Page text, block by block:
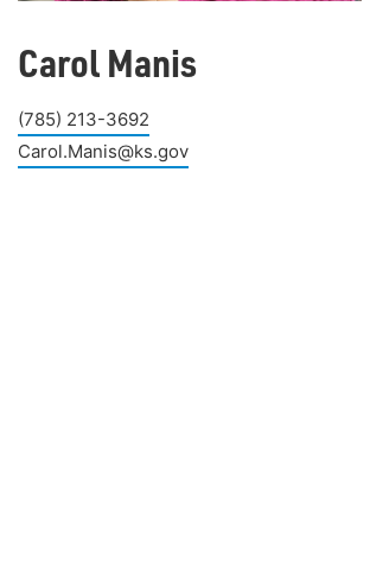
Carol Manis
(785) 213-3692
Carol.Manis@ks.gov